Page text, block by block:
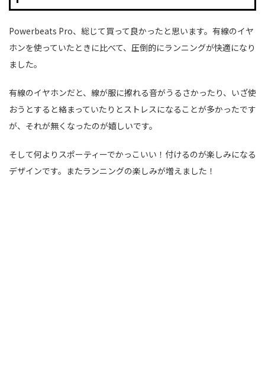
Powerbeats Pro、総じて買って良かったと思います。有線のイヤ
ホンを使っていたときに比べて、圧倒的にランニングが快適になり
ました。
有線のイヤホンだと、線が服に擦れる音がうるさかったり、いざ使
おうとすると絡まっていたりとストレスになることが多かったです
が、それが無くなったのが嬉しいです。
そして何よりスポーティーでかっこいい！付けるのが楽しみになる
デザインです。またランニングの楽しみが増えました！